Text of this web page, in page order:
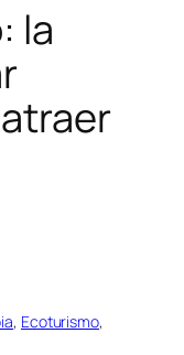
la
, Ecoturismo